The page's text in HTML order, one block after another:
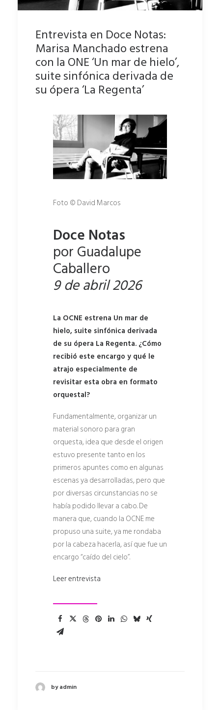
Entrevista en Doce Notas:
Marisa Manchado estrena
con la ONE ‘Un mar de hielo’,
suite sinfónica derivada de
su ópera ‘La Regenta’
Foto © David Marcos
Doce Notas
por Guadalupe
Caballero
9 de abril 2026
La OCNE estrena Un mar de
hielo, suite sinfónica derivada
de su ópera La Regenta. ¿Cómo
recibió este encargo y qué le
atrajo especialmente de
revisitar esta obra en formato
orquestal?
Fundamentalmente, organizar un
material sonoro para gran
orquesta, idea que desde el origen
estuvo presente tanto en los
primeros apuntes como en algunas
escenas ya desarrolladas, pero que
por diversas circunstancias no se
había podido llevar a cabo. De
manera que, cuando la OCNE me
propuso una suite, ya me rondaba
por la cabeza hacerla, así que fue un
encargo “caído del cielo”.
Leer entrevista
by admin